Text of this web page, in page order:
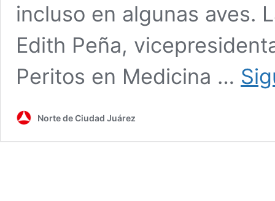
incluso en algunas aves.
Edith Peña,
Peritos en Medicina …
Norte de Ciudad Juárez